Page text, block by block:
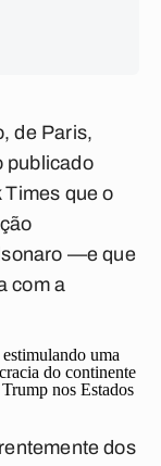
de Paris,
publicado
Times que o
—e que
com a
uma
do continente
nos Estados
dos